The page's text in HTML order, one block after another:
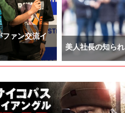
ファン交流イ
美人社長の知ら